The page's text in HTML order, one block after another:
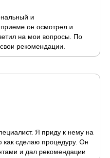
и
он осмотрел и
на мои вопросы. По
рекомендации.
Я приду к нему на
как сделаю процедуру. Он
и дал рекомендации